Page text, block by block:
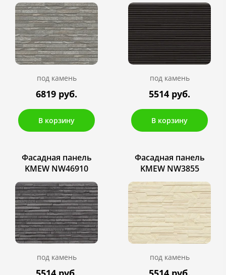
под камень
6819 руб.
В корзину
под камень
5514 руб.
В корзину
Фасадная панель
KMEW NW46910
под камень
Фасадная панель
KMEW NW3855
под камень